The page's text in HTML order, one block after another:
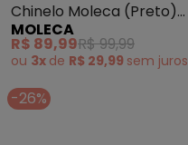
Chinelo Moleca (Preto)
em Sintético
MOLECA
R$ 89,99R$ 99,99
ou 3x de R$ 29,99 sem juros
-26%